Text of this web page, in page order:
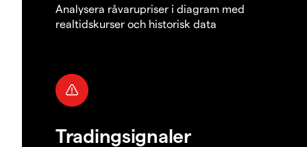
Analysera råvarupriser i diagram med
realtidskurser och historisk data
Tradingsignaler